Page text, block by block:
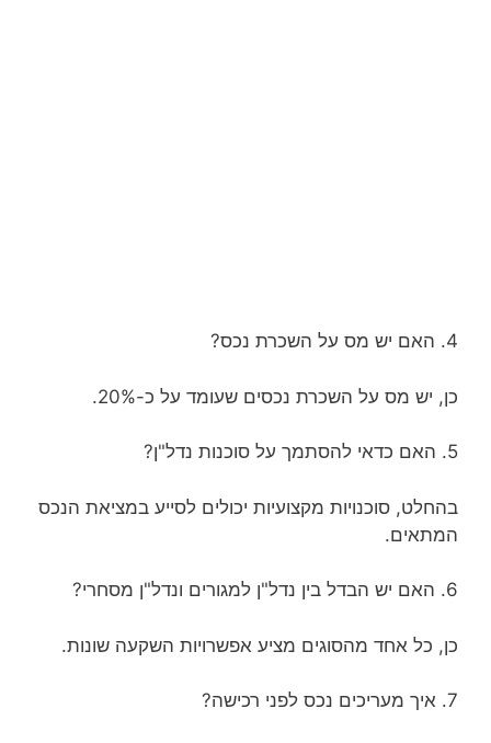
4. האם יש מס על השכרת נכס?
כן, יש מס על השכרת נכסים שעומד על כ-20%.
5. האם כדאי להסתמך על סוכנות נדל"ן?
בהחלט, סוכנויות מקצועיות יכולים לסייע במציאת הנכס
המתאים.
6. האם יש הבדל בין נדל"ן למגורים ונדל"ן מסחרי?
כן, כל אחד מהסוגים מציע אפשרויות השקעה שונות.
7. איך מעריכים נכס לפני רכישה?